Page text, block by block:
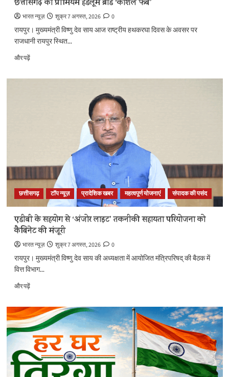
और
पढ़ें
छत्तीसगढ़ का प्रीमियम हैंडलूम ब्रांड ‘कोशल फैब’
भारत न्यूज़ शुक्र 7 अगस्त, 2026
0
रायपुर। मुख्यमंत्री विष्णु देव साय आज राष्ट्रीय हथकरघा दिवस के अवसर पर
राजधानी रायपुर स्थित...
और पढ़ेंकोसा
का
प्रीमियम
‘कोशल
फैब’
के
में
और
छत्तीसगढ़ टॉप न्यूज़ प्रादेशिक खबर महत्वपूर्ण योजनाएं संपादक की पसंद
एडीबी के सहयोग से ‘अंजोर लाइट’ तकनीकी सहायता परियोजना को
कैबिनेट की मंजूरी
भारत न्यूज़ शुक्र 7 अगस्त, 2026
0
रायपुर। मुख्यमंत्री विष्णु देव साय की अध्यक्षता में आयोजित मंत्रिपरिषद् की बैठक में
वित्त विभाग...
और पढ़ेंएडीबी
से
‘अंजोर
लाइट’
तकनीकी
सहायता
परियोजना
को